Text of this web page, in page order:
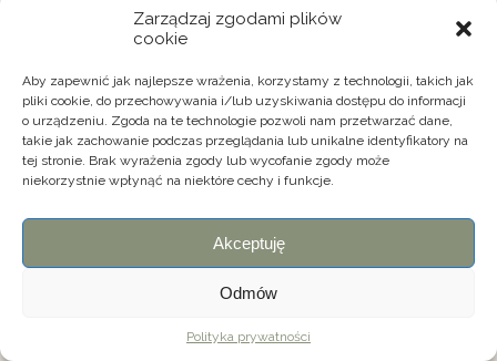
Zarządzaj zgodami plików
cookie
Aby zapewnić jak najlepsze wrażenia, korzystamy z technologii, takich jak
pliki cookie, do przechowywania i/lub uzyskiwania dostępu do informacji
o urządzeniu. Zgoda na te technologie pozwoli nam przetwarzać dane,
takie jak zachowanie podczas przeglądania lub unikalne identyfikatory na
tej stronie. Brak wyrażenia zgody lub wycofanie zgody może
niekorzystnie wpłynąć na niektóre cechy i funkcje.
Akceptuję
Odmów
Polityka prywatności